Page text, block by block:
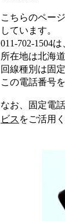
こちらのページ
しています。
011-702-1504は
所在地は北海
回線種別は固
この電話番号
なお、固定電
ビス をご活用